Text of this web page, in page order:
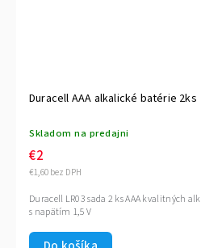
Duracell AAA alkalické batérie 2ks
Skladom na predajni
€1,60 bez DPH
€2
Duracell LR03 sada 2 ks AAA kvalitných
s napätím 1,5 V